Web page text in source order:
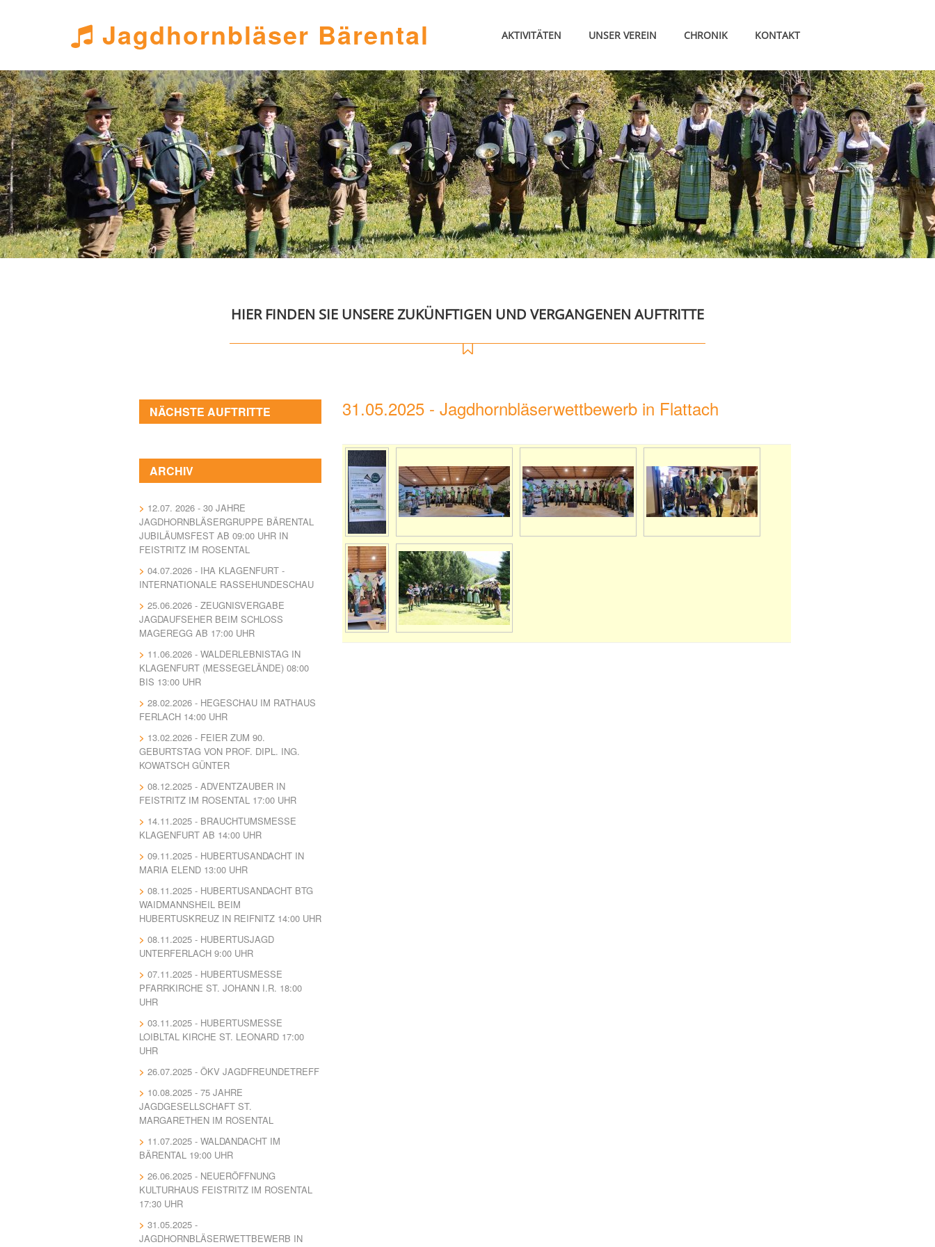
Jagdhornbläser Bärental AKTIVITÄTEN UNSER VEREIN CHRONIK KONTAKT
HIER FINDEN SIE UNSERE ZUKÜNFTIGEN UND VERGANGENEN AUFTRITTE
NÄCHSTE AUFTRITTE
ARCHIV
12.07. 2026 - 30 JAHRE
JAGDHORNBLÄSERGRUPPE BÄRENTAL
JUBILÄUMSFEST AB 09:00 UHR IN
FEISTRITZ IM ROSENTAL
04.07.2026 - IHA KLAGENFURT -
INTERNATIONALE RASSEHUNDESCHAU
25.06.2026 - ZEUGNISVERGABE
JAGDAUFSEHER BEIM SCHLOSS
MAGEREGG AB 17:00 UHR
11.06.2026 - WALDERLEBNISTAG IN
KLAGENFURT (MESSEGELÄNDE) 08:00
BIS 13:00 UHR
28.02.2026 - HEGESCHAU IM RATHAUS
FERLACH 14:00 UHR
13.02.2026 - FEIER ZUM 90.
GEBURTSTAG VON PROF. DIPL. ING.
KOWATSCH GÜNTER
08.12.2025 - ADVENTZAUBER IN
FEISTRITZ IM ROSENTAL 17:00 UHR
14.11.2025 - BRAUCHTUMSMESSE
KLAGENFURT AB 14:00 UHR
09.11.2025 - HUBERTUSANDACHT IN
MARIA ELEND 13:00 UHR
08.11.2025 - HUBERTUSANDACHT BTG
WAIDMANNSHEIL BEIM
HUBERTUSKREUZ IN REIFNITZ 14:00 UHR
08.11.2025 - HUBERTUSJAGD
UNTERFERLACH 9:00 UHR
07.11.2025 - HUBERTUSMESSE
PFARRKIRCHE ST. JOHANN I.R. 18:00
UHR
03.11.2025 - HUBERTUSMESSE
LOIBLTAL KIRCHE ST. LEONARD 17:00
UHR
26.07.2025 - ÖKV JAGDFREUNDETREFF
10.08.2025 - 75 JAHRE
JAGDGESELLSCHAFT ST.
MARGARETHEN IM ROSENTAL
11.07.2025 - WALDANDACHT IM
BÄRENTAL 19:00 UHR
26.06.2025 - NEUERÖFFNUNG
KULTURHAUS FEISTRITZ IM ROSENTAL
17:30 UHR
31.05.2025 -
JAGDHORNBLÄSERWETTBEWERB IN
31.05.2025 - Jagdhornbläserwettbewerb in Flattach